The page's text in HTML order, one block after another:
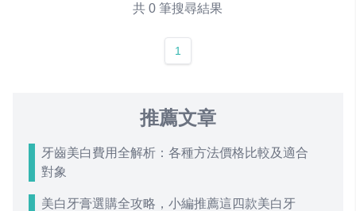
共 0 筆搜尋結果
1
推薦文章
牙齒美白費用全解析：各種方法價格比較及適合
對象
美白牙膏選購全攻略，小編推薦這四款美白牙